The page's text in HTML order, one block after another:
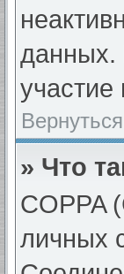
данных.
участие
» Что
COPPA
личных